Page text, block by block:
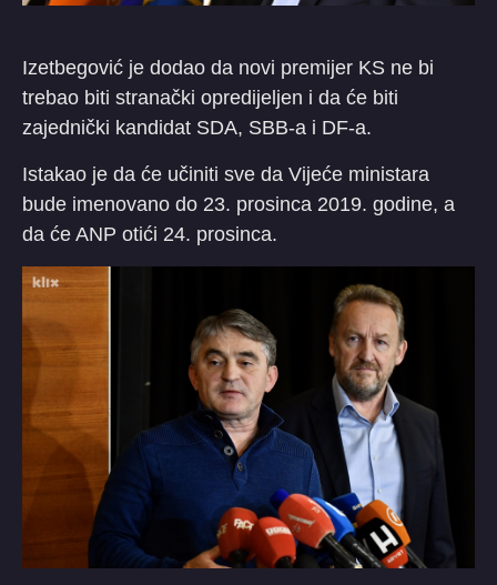
Izetbegović je dodao da novi premijer KS ne bi
trebao biti stranački opredijeljen i da će biti
zajednički kandidat SDA, SBB-a i DF-a.
Istakao je da će učiniti sve da Vijeće ministara
bude imenovano do 23. prosinca 2019. godine, a
da će ANP otići 24. prosinca.